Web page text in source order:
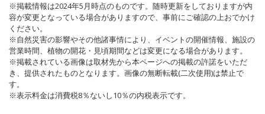
※掲載情報は2024年5月時点のものです。随時更新をしておりますが内
容が変更となっている場合がありますので、事前にご確認の上おでかけ
ください。
※自然災害の影響やその他諸事情により、イベントの開催情報、施設の
営業時間、植物の開花・見頃期間などは変更になる場合があります。
※掲載されている画像は取材先から本ページへの掲載の許諾をいただ
き、提供されたものとなります。画像の無断転載(二次使用)は禁止で
す。
※表示料金は消費税8％ないし10％の内税表示です。